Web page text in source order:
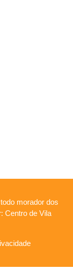
morador dos
Centro de Vila